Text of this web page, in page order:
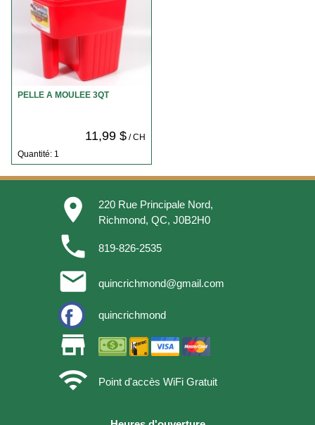
PELLE A MOULEE 3QT
11,99 $/ CH
Quantité: 1
place
220 Rue Principale Nord,
Richmond, QC, J0B2H0
phone 819-826-2535
email quincrichmond@gmail.com
quincrichmond
store
wifi
Point d'accès WiFi Gratuit